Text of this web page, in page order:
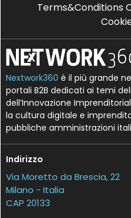
Terms&Conditions
Nextwork360 è il più grande
portali B2B dedicati ai temi
dell’Innovazione
la cultura digitale e
pubbliche amministrazioni
Indirizzo
Via Moretto da Brescia, 22
Milano - Italia
CAP 20133